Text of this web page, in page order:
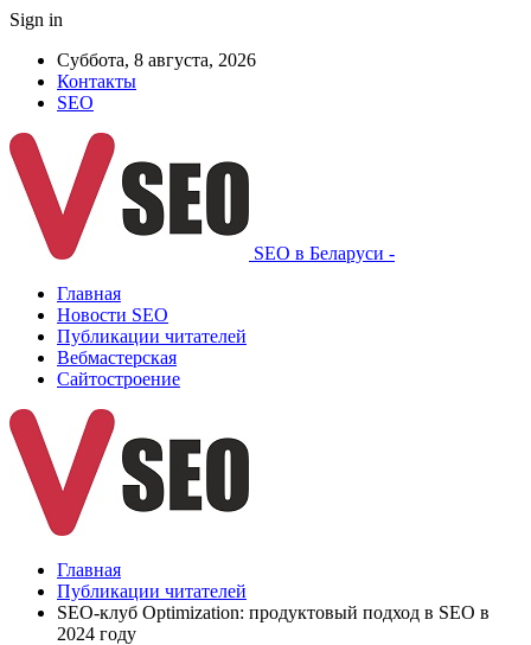
Sign in
Суббота, 8 августа, 2026
Контакты
SEO
SEO в Беларуси -
Главная
Новости SEO
Публикации читателей
Вебмастерская
Сайтостроение
Главная
Публикации читателей
SEO-клуб Optimization: продуктовый подход в SEO в
2024 году